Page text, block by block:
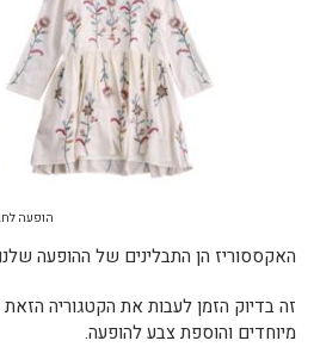
הופעה
האקססוריז הן התבלינים של ההופעה
זה בדיוק הזמן לעבות את הקטגוריה
מיוחדים והוספת צבע להופעה.